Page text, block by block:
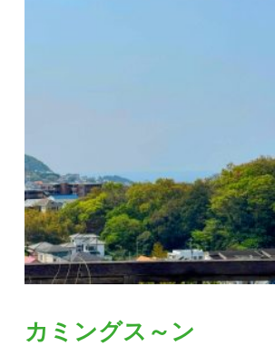
カミングス～ン